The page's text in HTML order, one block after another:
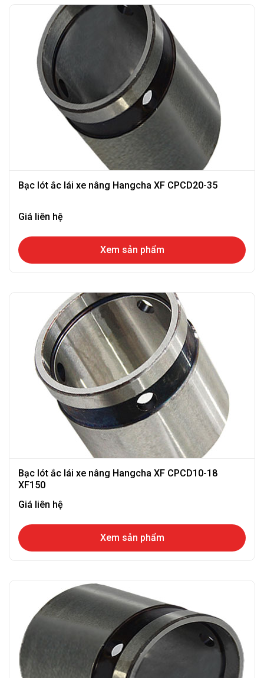
Bạc lót ắc lái xe nâng Hangcha XF CPCD20-35
Giá liên hệ
Xem sản phẩm
Bạc lót ắc lái xe nâng Hangcha XF CPCD10-18
XF150
Giá liên hệ
Xem sản phẩm